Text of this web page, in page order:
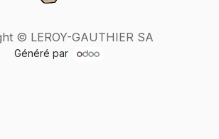
© LEROY-GAUTHIER SA
Généré par